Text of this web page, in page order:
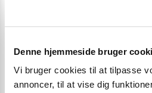
Denne hjemmeside bruger
Vi bruger cookies til at tilpasse
annoncer, til at vise dig
Kategori: Sriracha Chilisauce og